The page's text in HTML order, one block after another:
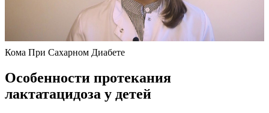
Кома При Сахарном Диабете
Особенности протекания
лактатацидоза у детей